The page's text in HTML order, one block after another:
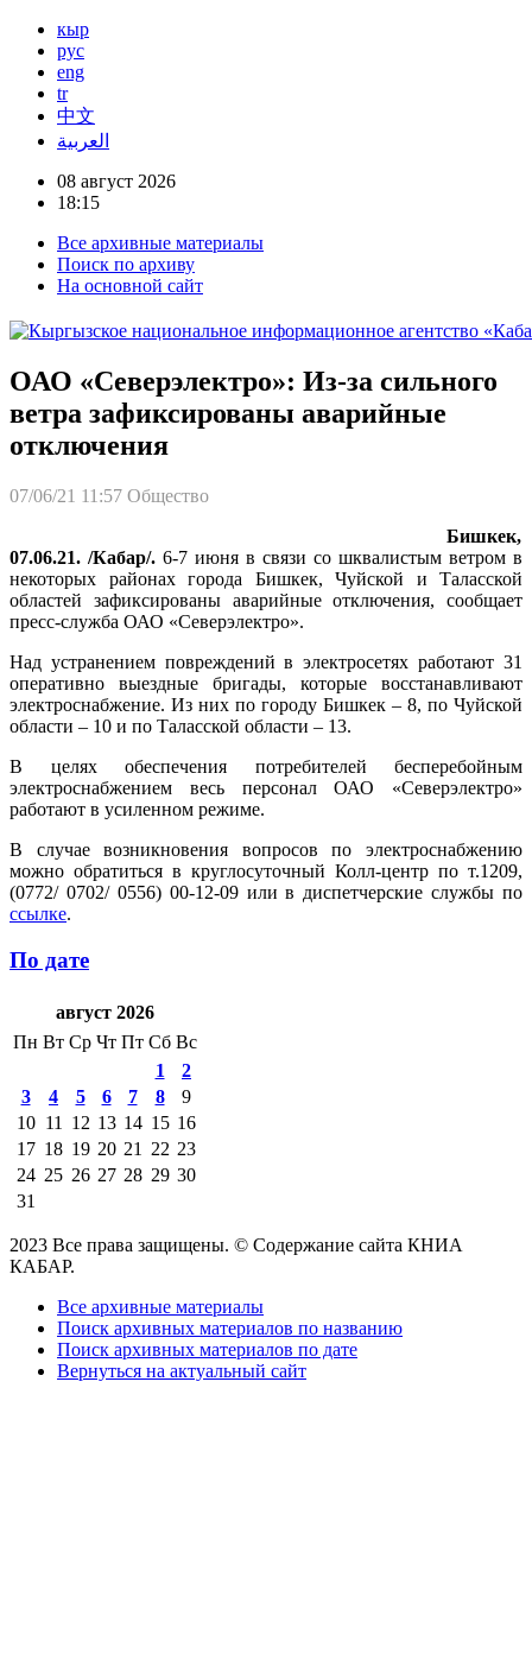
кыр
рус
eng
tr
中文
العربية
08 август 2026
18:15
Все архивные материалы
Поиск по архиву
На основной сайт
ОАО «Северэлектро»: Из-за сильного
ветра зафиксированы аварийные
отключения
07/06/21 11:57 Общество
Бишкек,
07.06.21. /Кабар/. 6-7 июня в связи со шквалистым ветром в
некоторых районах города Бишкек, Чуйской и Таласской
областей зафиксированы аварийные отключения, сообщает
пресс-служба ОАО «Северэлектро».
Над устранением повреждений в электросетях работают 31
оперативно выездные бригады, которые восстанавливают
электроснабжение. Из них по городу Бишкек – 8, по Чуйской
области – 10 и по Таласской области – 13.
В целях обеспечения потребителей бесперебойным
электроснабжением весь персонал ОАО «Северэлектро»
работают в усиленном режиме.
В случае возникновения вопросов по электроснабжению
можно обратиться в круглосуточный Колл-центр по т.1209,
(0772/ 0702/ 0556) 00-12-09 или в диспетчерские службы по
ссылке.
По дате
август 2026
Пн Вт Ср Чт Пт Сб Вс
1
2
3
4 5 6 7 8
9
10 11 12 13 14 15 16
17 18 19 20 21 22 23
24 25 26 27 28 29 30
31
2023 Все права защищены. © Содержание сайта КНИА
КАБАР.
Все архивные материалы
Поиск архивных материалов по названию
Поиск архивных материалов по дате
Вернуться на актуальный сайт